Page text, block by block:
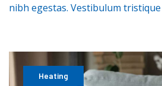
nibh egestas. Vestibulum
Heating